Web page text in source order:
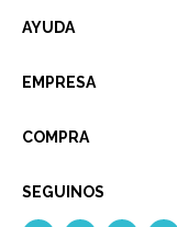
AYUDA
EMPRESA
COMPRA
SEGUINOS